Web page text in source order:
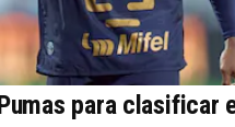
para clasificar